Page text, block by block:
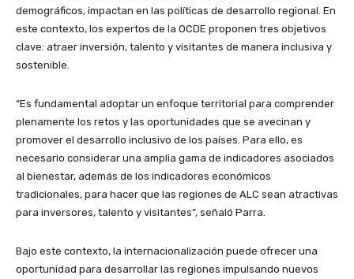
demográficos, impactan en las políticas de desarrollo regional. En
este contexto, los expertos de la OCDE proponen tres objetivos
clave: atraer inversión, talento y visitantes de manera inclusiva y
sostenible.
“Es fundamental adoptar un enfoque territorial para comprender
plenamente los retos y las oportunidades que se avecinan y
promover el desarrollo inclusivo de los países. Para ello, es
necesario considerar una amplia gama de indicadores asociados
al bienestar, además de los indicadores económicos
tradicionales, para hacer que las regiones de ALC sean atractivas
para inversores, talento y visitantes”, señaló Parra.
Bajo este contexto, la internacionalización puede ofrecer una
oportunidad para desarrollar las regiones impulsando nuevos